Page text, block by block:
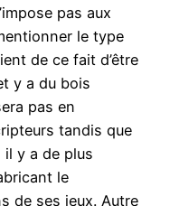
pas aux
le type
de ce fait d’être
y a du bois
pas en
tandis que
y a de plus
le
de ses jeux. Autre